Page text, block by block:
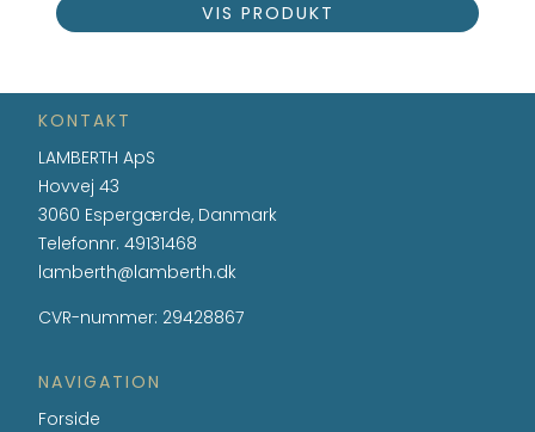
VIS PRODUKT
KONTAKT
LAMBERTH ApS
Hovvej 43
3060 Espergærde, Danmark
Telefonnr.49131468
lamberth@lamberth.dk
CVR-nummer: 29428867
NAVIGATION
Forside